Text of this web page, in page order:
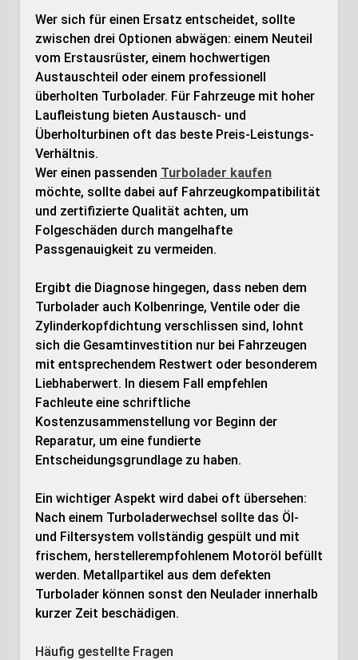
Wer sich für einen Ersatz entscheidet, sollte
zwischen drei Optionen abwägen: einem Neuteil
vom Erstausrüster, einem hochwertigen
Austauschteil oder einem professionell
überholten Turbolader. Für Fahrzeuge mit hoher
Laufleistung bieten Austausch- und
Überholturbinen oft das beste Preis-Leistungs-
Verhältnis.
Wer einen passenden Turbolader kaufen
möchte, sollte dabei auf Fahrzeugkompatibilität
und zertifizierte Qualität achten, um
Folgeschäden durch mangelhafte
Passgenauigkeit zu vermeiden.
Ergibt die Diagnose hingegen, dass neben dem
Turbolader auch Kolbenringe, Ventile oder die
Zylinderkopfdichtung verschlissen sind, lohnt
sich die Gesamtinvestition nur bei Fahrzeugen
mit entsprechendem Restwert oder besonderem
Liebhaberwert. In diesem Fall empfehlen
Fachleute eine schriftliche
Kostenzusammenstellung vor Beginn der
Reparatur, um eine fundierte
Entscheidungsgrundlage zu haben.
Ein wichtiger Aspekt wird dabei oft übersehen:
Nach einem Turboladerwechsel sollte das Öl-
und Filtersystem vollständig gespült und mit
frischem, herstellerempfohlenem Motoröl befüllt
werden. Metallpartikel aus dem defekten
Turbolader können sonst den Neulader innerhalb
kurzer Zeit beschädigen.
Häufig gestellte Fragen